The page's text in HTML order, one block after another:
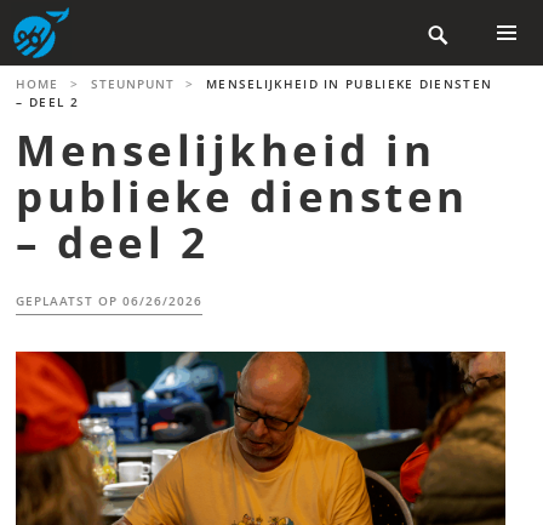
Skip
to
content

MENU
HOME > STEUNPUNT >
MENSELIJKHEID IN PUBLIEKE DIENSTEN
– DEEL 2
Menselijkheid in
publieke diensten
– deel 2
GEPLAATST OP06/26/2026